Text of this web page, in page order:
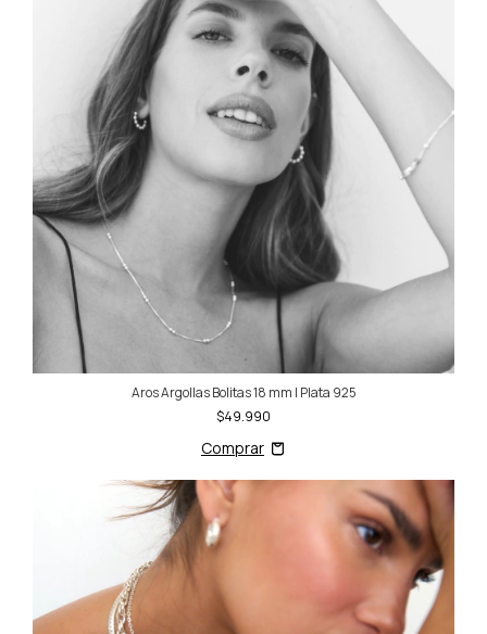
Aros Argollas Bolitas 18 mm | Plata 925
$49.990